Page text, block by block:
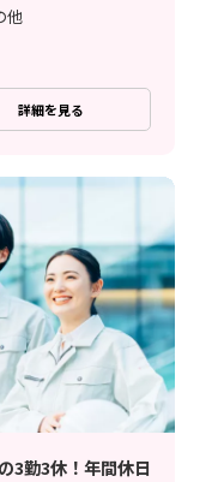
他
詳細を見る
3勤3休！年間休日